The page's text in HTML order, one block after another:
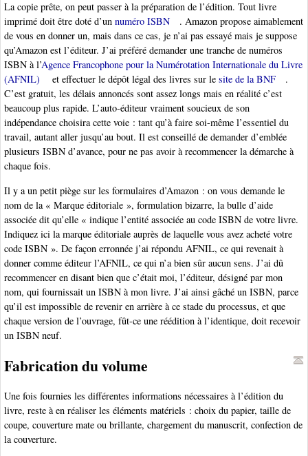
La copie prête, on peut passer à la préparation de l’édition. Tout livre
imprimé doit être doté d’un numéro ISBN
. Amazon propose aimablement
de vous en donner un, mais dans ce cas, je n’ai pas essayé mais je suppose
qu’Amazon est l’éditeur. J’ai préféré demander une tranche de numéros
ISBN à l’Agence Francophone pour la Numérotation Internationale du Livre
(AFNIL)
et effectuer le dépôt légal des livres sur le site de la BNF
.
C’est gratuit, les délais annoncés sont assez longs mais en réalité c’est
beaucoup plus rapide. L’auto-éditeur vraiment soucieux de son
indépendance choisira cette voie : tant qu’à faire soi-même l’essentiel du
travail, autant aller jusqu’au bout. Il est conseillé de demander d’emblée
plusieurs ISBN d’avance, pour ne pas avoir à recommencer la démarche à
chaque fois.
Il y a un petit piège sur les formulaires d’Amazon : on vous demande le
nom de la « Marque éditoriale », formulation bizarre, la bulle d’aide
associée dit qu’elle « indique l’entité associée au code ISBN de votre livre.
Indiquez ici la marque éditoriale auprès de laquelle vous avez acheté votre
code ISBN ». De façon erronnée j’ai répondu AFNIL, ce qui revenait à
donner comme éditeur l’AFNIL, ce qui n’a bien sûr aucun sens. J’ai dû
recommencer en disant bien que c’était moi, l’éditeur, désigné par mon
nom, qui fournissait un ISBN à mon livre. J’ai ainsi gâché un ISBN, parce
qu’il est impossible de revenir en arrière à ce stade du processus, et que
chaque version de l’ouvrage, fût-ce une réédition à l’identique, doit recevoir
un ISBN neuf.
Fabrication du volume
Une fois fournies les différentes informations nécessaires à l’édition du
livre, reste à en réaliser les éléments matériels : choix du papier, taille de
coupe, couverture mate ou brillante, chargement du manuscrit, confection de
la couverture.